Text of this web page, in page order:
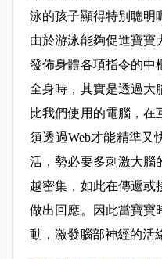
泳的孩子顯得特別聰明
由於游泳能夠促進寶寶
發佈身體各項指令的中
全身時，其實是透過大
比我們使用的電腦，在
須透過Web才能精準又
活，勢必要多刺激大腦
越密集，如此在傳遞或
做出回應。因此當寶寶
動，激發腦部神經的活